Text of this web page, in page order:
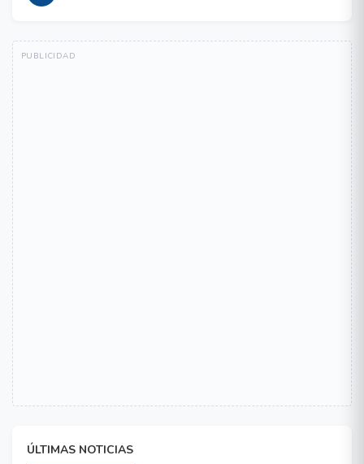
ÚLTIMAS NOTICIAS